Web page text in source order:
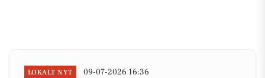
LOKALT NYT 09-07-2026 16:36